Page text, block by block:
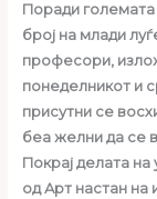
Поради
број на млади
професори,
понеделникот и
присутни се
беа желни да се
Покрај делата
од Арт настан на